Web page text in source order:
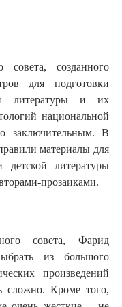
совета, созданного
для подготовки
литературы и их
национальной
заключительным. В
материалы для
литературы
прозаиками.
совета, Фарид
из большого
произведений
сложно. Кроме того,